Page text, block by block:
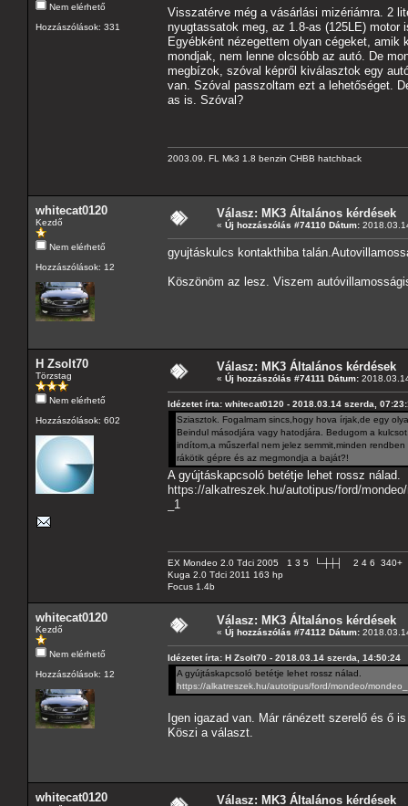
Nem elérhető
Hozzászólások: 331
Visszatérve még a vásárlási mizériámra. 2
nyugtassatok meg, az 1.8-as (125LE) motor
Egyébként nézegettem olyan cégeket,
mondjak, nem lenne olcsóbb az autó. De
megbízok, szóval képről kiválasztok egy
van. Szóval passzoltam ezt a lehetőséget.
as is. Szóval?
2003.09. FL Mk3 1.8 benzin CHBB hatchback
whitecat0120
Kezdő
Nem elérhető
Hozzászólások: 12
Válasz: MK3 Általános kérdések
« Új hozzászólás #74110 Dátum:
gyujtáskulcs kontakthiba
Köszönöm az lesz. Viszem
H Zsolt70
Törzstag
Nem elérhető
Hozzászólások: 602
Válasz: MK3 Általános kérdések
« Új hozzászólás #74111 Dátum:
Idézetet írta: whitecat0120 - 2018.03.14 szerda,
Sziasztok. Fogalmam sincs,hogy hova írjak,de egy
Beindul másodjára vagy hatodjára. Bedugom a
indítom,a műszerfal nem jelez semmit,minden
rákötik gépre és az megmondja a baját?!
A gyújtáskapcsoló betétje lehet rossz nálad.
https://alkatreszek.hu/autotipus/ford/
_1
EX Mondeo 2.0 Tdci 2005 1 3 5 └-┼┼┤ 2 4 6 340+
Kuga 2.0 Tdci 2011 163 hp
Focus 1.4b
whitecat0120
Kezdő
Nem elérhető
Hozzászólások: 12
Válasz: MK3 Általános kérdések
« Új hozzászólás #74112 Dátum:
Idézetet írta: H Zsolt70 - 2018.03.14 szerda, 14:50:24
A gyújtáskapcsoló betétje lehet rossz nálad.
https://alkatreszek.hu/autotipus/ford/mondeo/
Igen igazad van. Már ránézett szerelő és ő
Köszi a választ.
whitecat0120 Válasz: MK3 Általános kérdések